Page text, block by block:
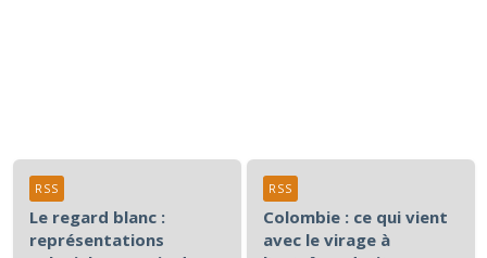
Le regard blanc :
représentations
RSS
Colombie : ce qui vient
avec le virage à
RSS